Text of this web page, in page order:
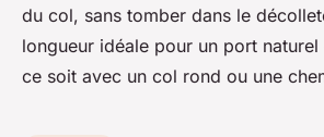
du col, sans tomber dans le
longueur idéale pour un port
ce soit avec un col rond ou une